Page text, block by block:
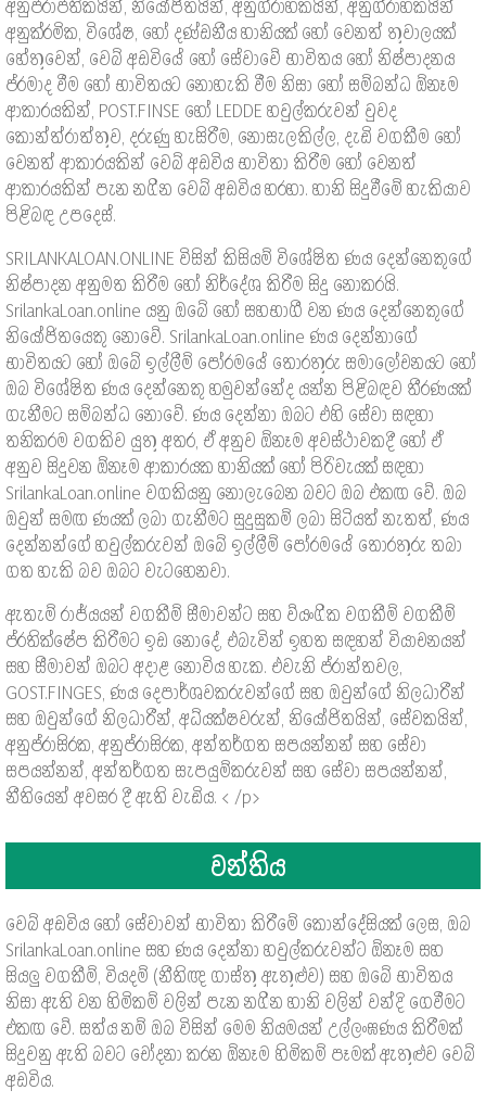
අනුප්රාප්තිකයින්, නියෝජිතයින්, අනුග්රාහකයින්, අනුග්රාහකයින්
අනුක්රමික, විශේෂ, හෝ දණ්ඩනීය හානියක් හෝ වෙනත් තුවාලයක්
හේතුවෙන්, වෙබ් අඩවියේ හෝ සේවාවේ භාවිතය හෝ නිෂ්පාදනය
ප්රමාද වීම හෝ භාවිතයට නොහැකි වීම නිසා හෝ සම්බන්ධ ඕනෑම
ආකාරයකින්, POST.FINSE හෝ LEDDE හවුල්කරුවන් වුවද
කොන්ත්රාත්තුව, දරුණු හැසිරීම, නොසැලකිල්ල, දැඩි වගකීම හෝ
වෙනත් ආකාරයකින් වෙබ් අඩවිය භාවිතා කිරීම හෝ වෙනත්
ආකාරයකින් පැන නගින වෙබ් අඩවිය හරහා. හානි සිදුවීමේ හැකියාව
පිළිබඳ උපදෙස්.
SRILANKALOAN.ONLINE විසින් කිසියම් විශේෂිත ණය දෙන්නෙකුගේ
නිෂ්පාදන අනුමත කිරීම හෝ නිර්දේශ කිරීම සිදු නොකරයි.
SrilankaLoan.online යනු ඔබේ හෝ සහභාගී වන ණය දෙන්නෙකුගේ
නියෝජිතයෙකු නොවේ. SrilankaLoan.online ණය දෙන්නාගේ
භාවිතයට හෝ ඔබේ ඉල්ලීම් පෝරමයේ තොරතුරු සමාලෝචනයට හෝ
ඔබ විශේෂිත ණය දෙන්නෙකු හමුවන්නේද යන්න පිළිබඳව තීරණයක්
ගැනීමට සම්බන්ධ නොවේ. ණය දෙන්නා ඔබට එහි සේවා සඳහා
තනිකරම වගකිව යුතු අතර, ඒ අනුව ඕනෑම අවස්ථාවකදී හෝ ඒ
අනුව සිදුවන ඕනෑම ආකාරයක හානියක් හෝ පිරිවැයක් සඳහා
SrilankaLoan.online වගකියනු නොලැබෙන බවට ඔබ එකඟ වේ. ඔබ
ඔවුන් සමඟ ණයක් ලබා ගැනීමට සුදුසුකම් ලබා සිටියත් නැතත්, ණය
දෙන්නන්ගේ හවුල්කරුවන් ඔබේ ඉල්ලීම් පෝරමයේ තොරතුරු තබා
ගත හැකි බව ඔබට වැටහෙනවා.
ඇතැම් රාජ්යයන් වගකීම් සීමාවන්ට සහ ව්යංගික වගකීම් වගකීම්
ප්රතික්ෂේප කිරීමට ඉඩ නොදේ, එබැවින් ඉහත සඳහන් වියාචනයන්
සහ සීමාවන් ඔබට අදාළ නොවිය හැක. එවැනි ප්රාන්තවල,
GOST.FINGES, ණය දෙපාර්ශවකරුවන්ගේ සහ ඔවුන්ගේ නිලධාරීන්
සහ ඔවුන්ගේ නිලධාරීන්, අධ්යක්ෂවරුන්, නියෝජිතයින්, සේවකයින්,
අනුප්රාසිරක, අනුප්රාසිරක, අන්තර්ගත සපයන්නන් සහ සේවා
සපයන්නන්, අන්තර්ගත සැපයුම්කරුවන් සහ සේවා සපයන්නන්,
නීතියෙන් අවසර දී ඇති වැඩිය. < /p>
වන්තිය
වෙබ් අඩවිය හෝ සේවාවන් භාවිතා කිරීමේ කොන්දේසියක් ලෙස, ඔබ
SrilankaLoan.online සහ ණය දෙන්නා හවුල්කරුවන්ට ඕනෑම සහ
සියලු වගකීම්, වියදම් (නීතිඥ ගාස්තු ඇතුළුව) සහ ඔබේ භාවිතය
නිසා ඇති වන හිමිකම් වලින් පැන නගින හානි වලින් වන්දි ගෙවීමට
එකඟ වේ. සත්ය නම් ඔබ විසින් මෙම නියමයන් උල්ලංඝණය කිරීමක්
සිදුවනු ඇති බවට චෝදනා කරන ඕනෑම හිමිකම් පෑමක් ඇතුළුව වෙබ්
අඩවිය.